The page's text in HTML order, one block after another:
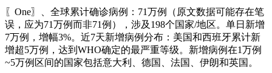
〖One〗、全球累计确诊病例：71万例（原文数据可能存在笔
误，应为71万例而非71例），涉及198个国家/地区。单日新增
7万例，增幅3%。近7天新增病例分布：美国和西班牙累计新
增超5万例，达到WHO确定的最严重等级。新增病例在1万例
~5万例区间的国家包括意大利、德国、法国、伊朗和英国。